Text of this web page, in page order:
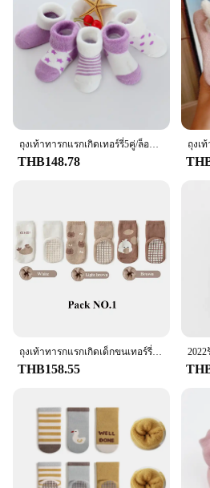
sleepwear, or as a gift
Shape or Size or Weight or
sets, with multiple sizes to
Features:
**Comfort and Quality**
Our Baby Terry Socks are
most absorbent terry material,
one stays comfortable and dry
These socks are not just about
air circulation, reducing the
keeping your baby's feet cozy.
**Versatile and Practical**
Whether you're looking for a
parent or stocking up on
baby, our Baby Terry Socks
Available in sets, they cater to
newborns to toddlers,
every stage of your baby's
quick outings. Plus, with our
can purchase in bulk, making
choice for daycares, nurseries,
for family and friends.
ถุงเท้าทารกแรกเกิดเทอร์รี่5คู่/ล็อต0ถึง24เมตรถุงเท้าอุ่น2020สินค้ามาใหม่สำหรับฤดูหนาวสำหรับทารกเด็กหญิงเด็กชายถุงเท้าหนาสำหรับเด็กวัยหัดเดิน
THB148.78
ถุงเท้าทารกแรกเกิดเด็กขนเทอร์รี่หนา3คู่กันลื่นสำหรับฤดูหนาวถุงเท้าตุ๊กตาตัวการ์ตูนน่ารักสำหรับเล่น0-5Y
THB158.55